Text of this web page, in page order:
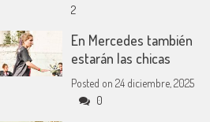
2
En Mercedes también
estarán las chicas
Posted on 24 diciembre, 2025
0